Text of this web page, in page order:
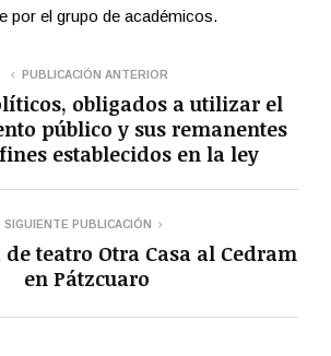
por el grupo de académicos.
PUBLICACIÓN ANTERIOR
obligados a utilizar el
público y sus remanentes
establecidos en la ley
SIGUIENTE PUBLICACIÓN
teatro Otra Casa al Cedram
en Pátzcuaro